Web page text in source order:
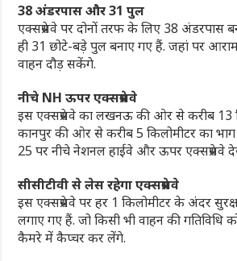
38 अंडरपास और 31 पुल
एक्सप्रेसवे पर दोनों तरफ के लिए 38 अंडरपास
ही 31 छोटे-बड़े पुल बनाए गए हैं. जहां पर
वाहन दौड़ सकेंगे.
नीचे NH ऊपर एक्सप्रेसवे
इस एक्सप्रेसवे का लखनऊ की ओर से करीब 13
कानपुर की ओर से करीब 5 किलोमीटर का
25 पर नीचे नेशनल हाईवे और ऊपर एक्सप्रेसवे
सीसीटीवी से लेस रहेगा एक्सप्रेसवे
इस एक्सप्रेसवे पर हर 1 किलोमीटर के अंदर
लगाए गए हैं. जो किसी भी वाहन की
कैमरे में कैप्चर कर लेंगे.